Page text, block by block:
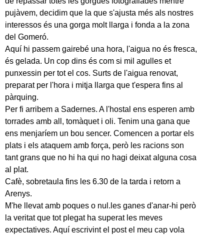
pujàvem, decidim que la que s'ajusta més als nostres
interessos és una gorga molt llarga i fonda a la zona
del Gomeró.
Aquí hi passem gairebé una hora, l'aigua no és fresca,
és gelada. Un cop dins és com si mil agulles et
punxessin per tot el cos. Surts de l'aigua renovat,
preparat per l'hora i mitja llarga que t'espera fins al
pàrquing.
Per fi arribem a Sadernes. A l'hostal ens esperen amb
torrades amb all, tomàquet i oli. Tenim una gana que
ens menjaríem un bou sencer. Comencen a portar els
plats i els ataquem amb força, però les racions son
tant grans que no hi ha qui no hagi deixat alguna cosa
al plat.
Cafè, sobretaula fins les 6.30 de la tarda i retorn a
Arenys.
M'he llevat amb poques o nul.les ganes d'anar-hi però
la veritat que tot plegat ha superat les meves
expectatives. Aquí escrivint el post el meu cap vola